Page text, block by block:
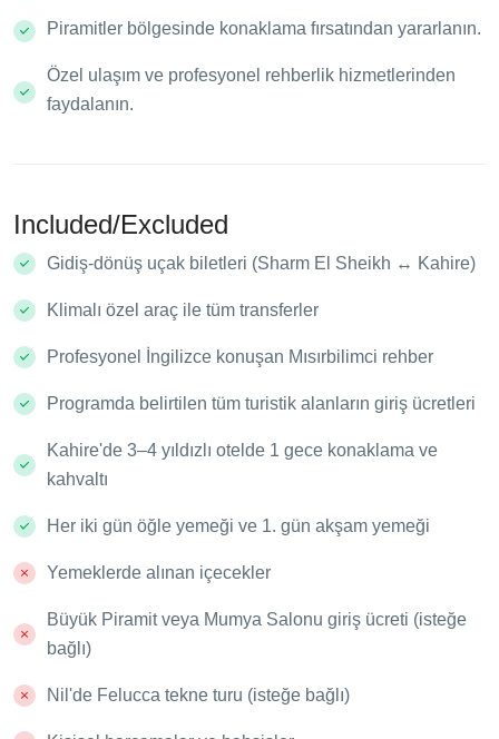
Piramitler bölgesinde konaklama fırsatından yararlanın.
Özel ulaşım ve profesyonel rehberlik hizmetlerinden
faydalanın.
Included/Excluded
Gidiş-dönüş uçak biletleri (Sharm El Sheikh ↔ Kahire)
Klimalı özel araç ile tüm transferler
Profesyonel İngilizce konuşan Mısırbilimci rehber
Programda belirtilen tüm turistik alanların giriş ücretleri
Kahire'de 3–4 yıldızlı otelde 1 gece konaklama ve
kahvaltı
Her iki gün öğle yemeği ve 1. gün akşam yemeği
Yemeklerde alınan içecekler
Büyük Piramit veya Mumya Salonu giriş ücreti (isteğe
bağlı)
Nil'de Felucca tekne turu (isteğe bağlı)